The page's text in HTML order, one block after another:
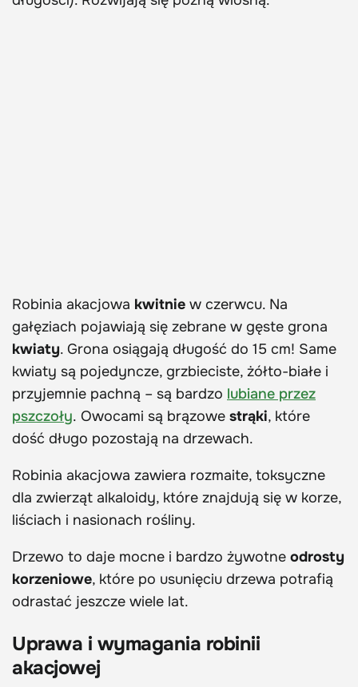
Robinia akacjowa kwitnie w czerwcu. Na
gałęziach pojawiają się zebrane w gęste grona
kwiaty. Grona osiągają długość do 15 cm! Same
kwiaty są pojedyncze, grzbieciste, żółto-białe i
przyjemnie pachną – są bardzo lubiane przez
pszczoły. Owocami są brązowe strąki, które
dość długo pozostają na drzewach.
Robinia akacjowa zawiera rozmaite, toksyczne
dla zwierząt alkaloidy, które znajdują się w korze,
liściach i nasionach rośliny.
Drzewo to daje mocne i bardzo żywotne odrosty
korzeniowe, które po usunięciu drzewa potrafią
odrastać jeszcze wiele lat.
Uprawa i wymagania robinii
akacjowej